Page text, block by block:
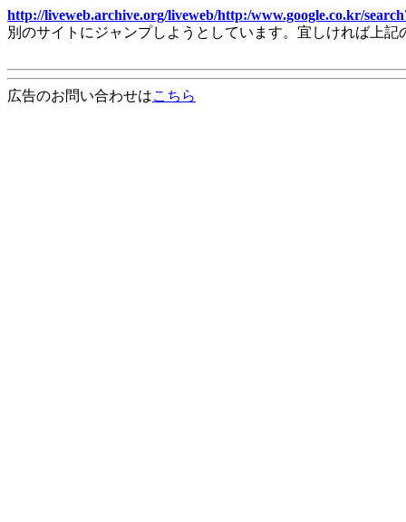
http://liveweb.archive.org/liveweb/http:/www.google.co.kr/
別のサイトにジャンプしようとしています。宜しければ上
広告のお問い合わせはこちら